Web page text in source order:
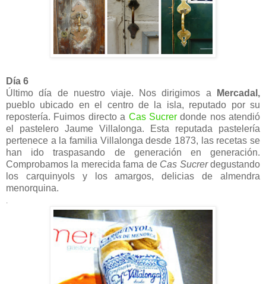
Día 6
Último día de nuestro viaje. Nos dirigimos a
Mercadal,
pueblo ubicado en el centro de la isla, reputado por su
repostería. Fuimos directo a Cas Sucrerdonde nos atendió
el pastelero Jaume Villalonga. Esta reputada pastelería
pertenece a la familia Villalonga desde 1873, las recetas se
han ido traspasando de generación en generación.
Comprobamos la merecida fama de Cas Sucrerdegustando
los carquinyols y los amargos, delicias de almendra
menorquina.
.